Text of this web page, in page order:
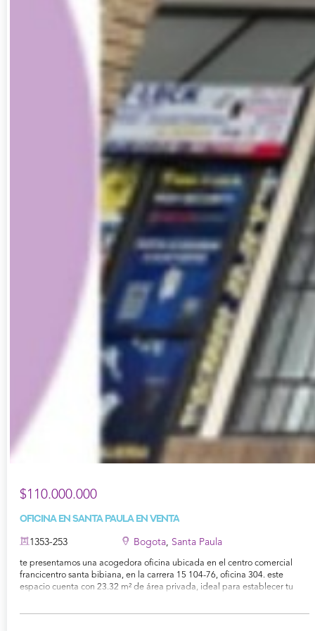
$110.000.000
Oficina en Santa Paula en Venta
1353-253 Bogota, Santa Paula
te presentamos una acogedora oficina ubicada en el centro comercial
francicentro santa bibiana, en la carrera 15 104-76, oficina 304. este
espacio cuenta con 23.32 m² de área privada, ideal para establecer tu